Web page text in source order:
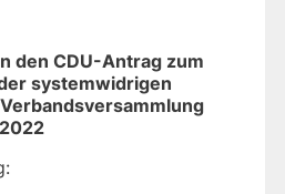
den CDU-Antrag zum
systemwidrigen